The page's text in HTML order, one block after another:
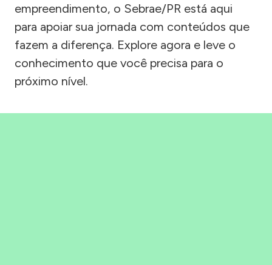
empreendimento, o Sebrae/PR está aqui
para apoiar sua jornada com conteúdos que
fazem a diferença. Explore agora e leve o
conhecimento que você precisa para o
próximo nível.